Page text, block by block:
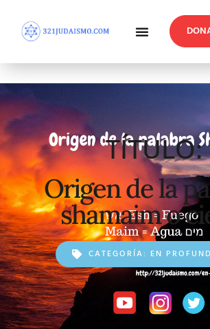
TÍTULO:
Origen de la
shamaim o
CATEGORÍA: EN